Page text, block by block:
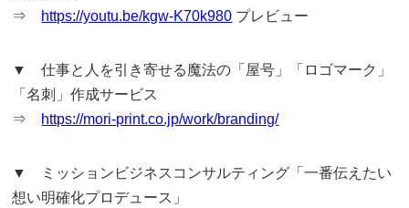
⇒ https://youtu.be/kgw-K70k980 プレビュー
▼ 仕事と人を引き寄せる魔法の「屋号」「ロゴマーク」
「名刺」作成サービス
⇒ https://mori-print.co.jp/work/branding/
▼ ミッションビジネスコンサルティング「一番伝えたい
想い明確化プロデュース」